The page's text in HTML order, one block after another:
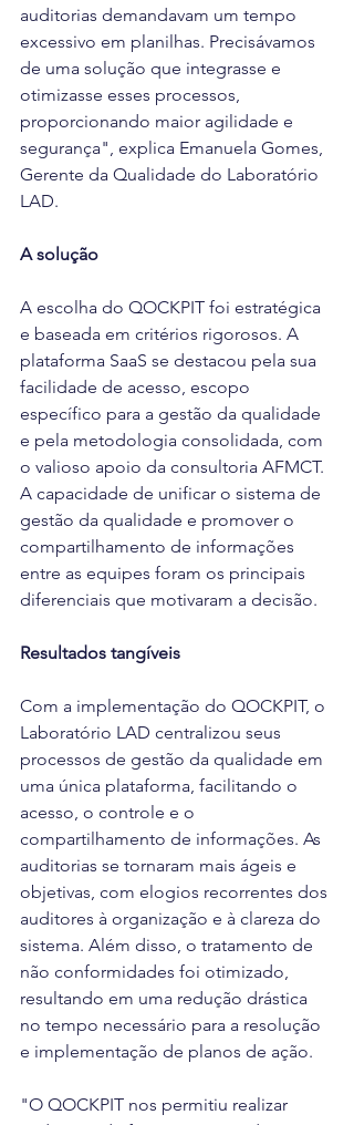
auditorias demandavam um tempo
excessivo em planilhas. Precisávamos
de uma solução que integrasse e
otimizasse esses processos,
proporcionando maior agilidade e
segurança", explica Emanuela Gomes,
Gerente da Qualidade do Laboratório
LAD.
A solução
A escolha do QOCKPIT foi estratégica
e baseada em critérios rigorosos. A
plataforma SaaS se destacou pela sua
facilidade de acesso, escopo
específico para a gestão da qualidade
e pela metodologia consolidada, com
o valioso apoio da consultoria AFMCT.
A capacidade de unificar o sistema de
gestão da qualidade e promover o
compartilhamento de informações
entre as equipes foram os principais
diferenciais que motivaram a decisão.
Resultados tangíveis
Com a implementação do QOCKPIT, o
Laboratório LAD centralizou seus
processos de gestão da qualidade em
uma única plataforma, facilitando o
acesso, o controle e o
compartilhamento de informações. As
auditorias se tornaram mais ágeis e
objetivas, com elogios recorrentes dos
auditores à organização e à clareza do
sistema. Além disso, o tratamento de
não conformidades foi otimizado,
resultando em uma redução drástica
no tempo necessário para a resolução
e implementação de planos de ação.
"O QOCKPIT nos permitiu realizar